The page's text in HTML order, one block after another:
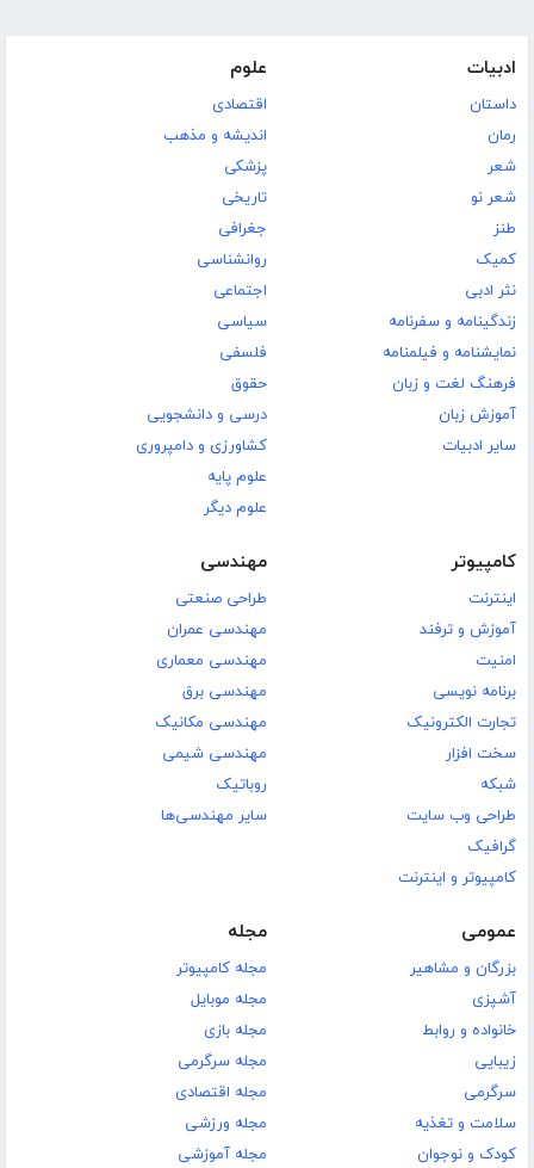
ادبیات
داستان
رمان
شعر
شعر نو
طنز
کمیک
نثر ادبی
زندگینامه و سفرنامه
نمایشنامه و فیلمنامه
فرهنگ لغت و زبان
آموزش زبان
سایر ادبیات
علوم
اقتصادی
اندیشه و مذهب
پزشکی
تاریخی
جغرافی
روانشناسی
اجتماعی
سیاسی
فلسفی
حقوق
درسی و دانشجویی
کشاورزی و دامپروری
علوم پایه
علوم دیگر
کامپیوتر
اینترنت
آموزش و ترفند
امنیت
برنامه نویسی
تجارت الکترونیک
سخت افزار
شبکه
طراحی وب سایت
گرافیک
کامپیوتر و اینترنت
مهندسی
طراحی صنعتی
مهندسی عمران
مهندسی معماری
مهندسی برق
مهندسی مکانیک
مهندسی شیمی
روباتیک
سایر مهندسی‌ها
عمومی
بزرگان و مشاهیر
آشپزی
خانواده و روابط
زیبایی
سرگرمی
سلامت و تغذیه
کودک و نوجوان
مجله
مجله کامپیوتر
مجله موبایل
مجله بازی
مجله سرگرمی
مجله اقتصادی
مجله ورزشی
مجله آموزشی